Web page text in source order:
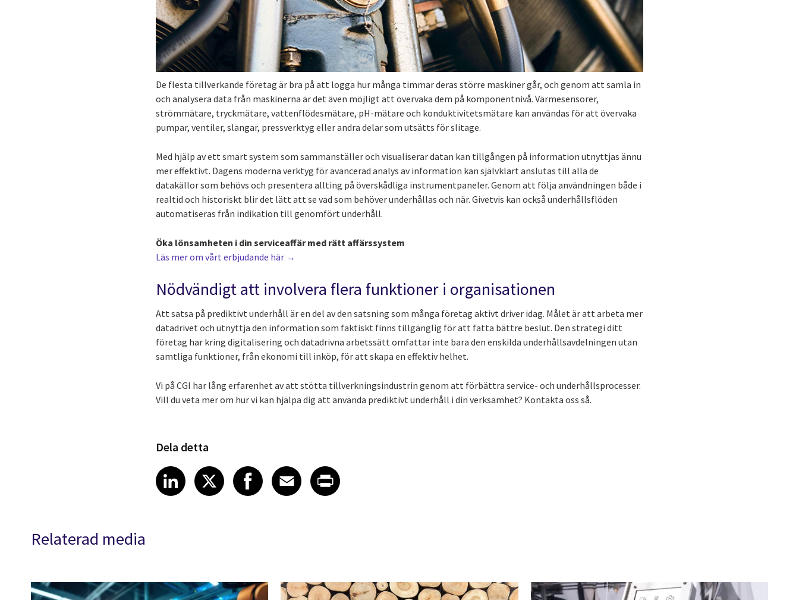
De flesta tillverkande företag är bra på att logga hur många timmar deras större maskiner går, och genom att samla in
och analysera data från maskinerna är det även möjligt att övervaka dem på komponentnivå. Värmesensorer,
strömmätare, tryckmätare, vattenflödesmätare, pH-mätare och konduktivitetsmätare kan användas för att övervaka
pumpar, ventiler, slangar, pressverktyg eller andra delar som utsätts för slitage.
Med hjälp av ett smart system som sammanställer och visualiserar datan kan tillgången på information utnyttjas ännu
mer effektivt. Dagens moderna verktyg för avancerad analys av information kan självklart anslutas till alla de
datakällor som behövs och presentera allting på överskådliga instrumentpaneler. Genom att följa användningen både i
realtid och historiskt blir det lätt att se vad som behöver underhållas och när. Givetvis kan också underhållsflöden
automatiseras från indikation till genomfört underhåll.
Öka lönsamheten i din serviceaffär med rätt affärssystem
Läs mer om vårt erbjudande här →
Nödvändigt att involvera flera funktioner i organisationen
Att satsa på prediktivt underhåll är en del av den satsning som många företag aktivt driver idag. Målet är att arbeta mer
datadrivet och utnyttja den information som faktiskt finns tillgänglig för att fatta bättre beslut. Den strategi ditt
företag har kring digitalisering och datadrivna arbetssätt omfattar inte bara den enskilda underhållsavdelningen utan
samtliga funktioner, från ekonomi till inköp, för att skapa en effektiv helhet.
Vi på CGI har lång erfarenhet av att stötta tillverkningsindustrin genom att förbättra service- och underhållsprocesser.
Vill du veta mer om hur vi kan hjälpa dig att använda prediktivt underhåll i din verksamhet? Kontakta oss så.
Dela detta
Share article on LinkedIn
LinkedIn
Share article on X
XShare article on Facebook
Facebook
Share article on Email
Email
Share article on Print
Relaterad media